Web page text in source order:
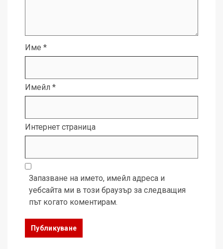
Име *
Имейл *
Интернет страница
Запазване на името, имейл адреса и
уебсайта ми в този браузър за следващия
път когато коментирам.